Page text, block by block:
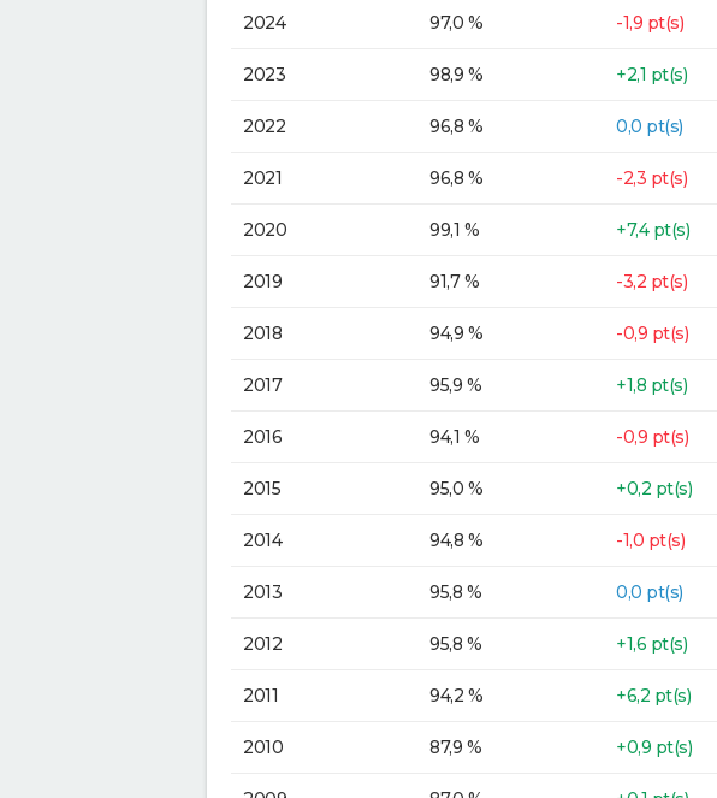
2024 97,0 % -1,9 pt(s)
2023 98,9 % +2,1 pt(s)
2022 96,8 % 0,0 pt(s)
2021 96,8 % -2,3 pt(s)
2020 99,1 % +7,4 pt(s)
2019 91,7 % -3,2 pt(s)
2018 94,9 % -0,9 pt(s)
2017 95,9 % +1,8 pt(s)
2016 94,1 % -0,9 pt(s)
2015 95,0 % +0,2 pt(s)
2014 94,8 % -1,0 pt(s)
2013 95,8 % 0,0 pt(s)
2012 95,8 % +1,6 pt(s)
2011 94,2 % +6,2 pt(s)
2010 87,9 % +0,9 pt(s)